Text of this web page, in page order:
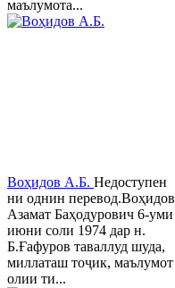
маълумота...
Воҳидов А.Б. Недоступен
ни однин перевод.Воҳидов
Азамат Баҳодурович 6-уми
июни соли 1974 дар н.
Б.Ғафуров таваллуд шуда,
миллаташ тоҷик, маълумот
олии ти...